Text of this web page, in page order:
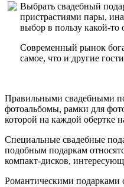
Выбрать свадебный
пристрастиями пары,
выбор в пользу какой-
Современный рынок
самое, что и другие
Правильными свадебными
фотоальбомы, рамки для
которой на каждой обертке
Специальные свадебные
подобным подаркам
компакт-дисков,
Романтическими подарками